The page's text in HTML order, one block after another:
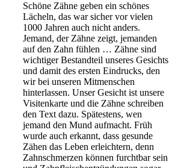
Schöne Zähne geben ein schönes
Lächeln, das war sicher vor vielen
1000 Jahren auch nicht anders.
Jemand, der Zähne zeigt, jemanden
auf den Zahn fühlen … Zähne sind
wichtiger Bestandteil unseres Gesichts
und damit des ersten Eindrucks, den
wir bei unseren Mitmenschen
hinterlassen. Unser Gesicht ist unsere
Visitenkarte und die Zähne schreiben
den Text dazu. Spätestens, wen
jemand den Mund aufmacht. Früh
wurde auch erkannt, dass gesunde
Zähen das Leben erleichtern, denn
Zahnschmerzen können furchtbar sein